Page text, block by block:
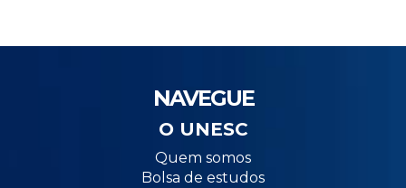
NAVEGUE
O UNESC
Quem somos
Bolsa de estudos